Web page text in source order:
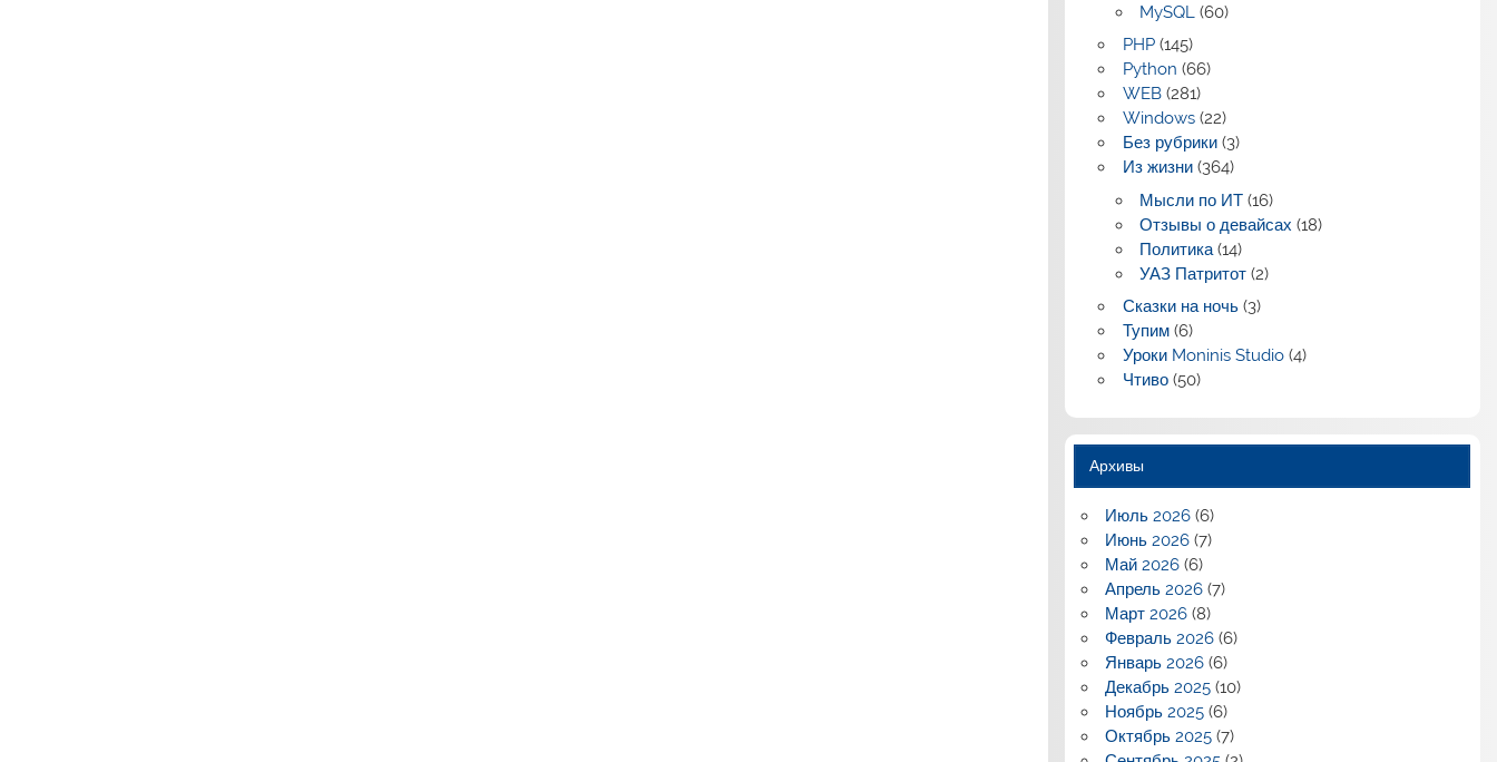
MySQL(60)
PHP(145)
Python (66)
WEB(281)
Windows(22)
Без рубрики(3)
Из жизни(364)
Мысли по ИТ(16)
Отзывы о девайсах (18)
Политика(14)
УАЗ Патритот(2)
Сказки на ночь(3)
Тупим(6)
Уроки Moninis Studio(4)
Чтиво(50)
Архивы
Июль 2026 (6)
Июнь 2026 (7)
Май 2026 (6)
Апрель 2026 (7)
Март 2026 (8)
Февраль 2026 (6)
Январь 2026 (6)
Декабрь 2025 (10)
Ноябрь 2025 (6)
Октябрь 2025 (7)